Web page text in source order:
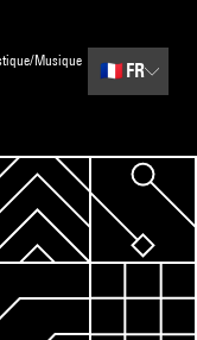
Musique
🇫🇷 FR